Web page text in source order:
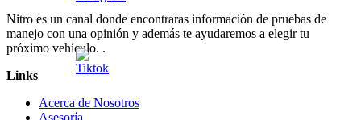
Nitro es un canal donde encontraras información de pruebas de
manejo con una opinión y además te ayudaremos a elegir tu
próximo vehículo. .
Links
Acerca de Nosotros